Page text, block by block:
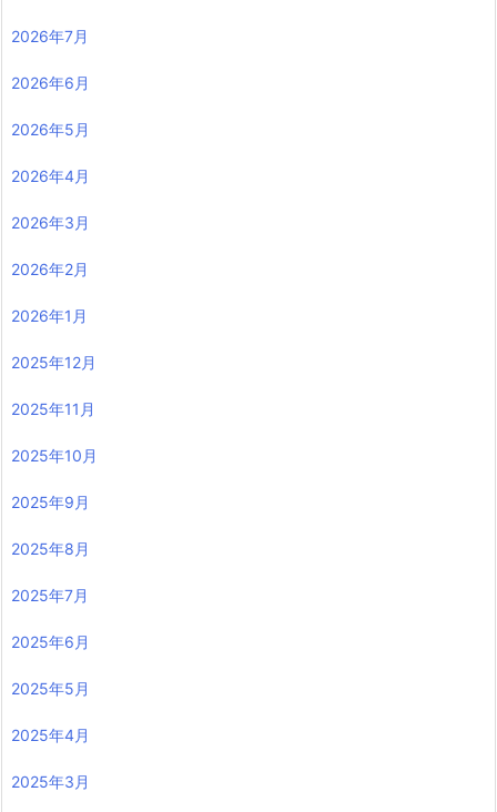
2026年7月
2026年6月
2026年5月
2026年4月
2026年3月
2026年2月
2026年1月
2025年12月
2025年11月
2025年10月
2025年9月
2025年8月
2025年7月
2025年6月
2025年5月
2025年4月
2025年3月